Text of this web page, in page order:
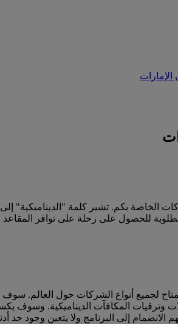
الخاصة بكم. تشير كلمة "الديناميكية"
للحصول على رحلة على توافر المقاعد
لجميع أنواع الشركات حول
وترقيات المكافآت الديناميكية. وسوف
إلى البرنامج ولا يتعين وجود حد